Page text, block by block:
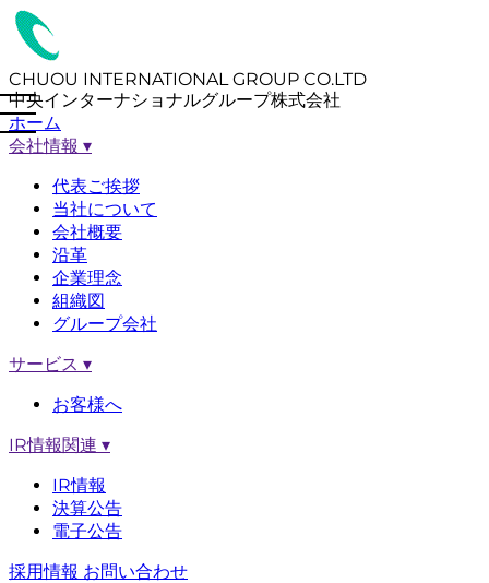
CHUOU INTERNATIONAL GROUP CO.LTD
中央インターナショナルグループ株式会社
ホーム
会社情報 ▾
代表ご挨拶
当社について
会社概要
沿革
企業理念
組織図
グループ会社
サービス ▾
お客様へ
IR情報関連 ▾
IR情報
決算公告
電子公告
採用情報 お問い合わせ